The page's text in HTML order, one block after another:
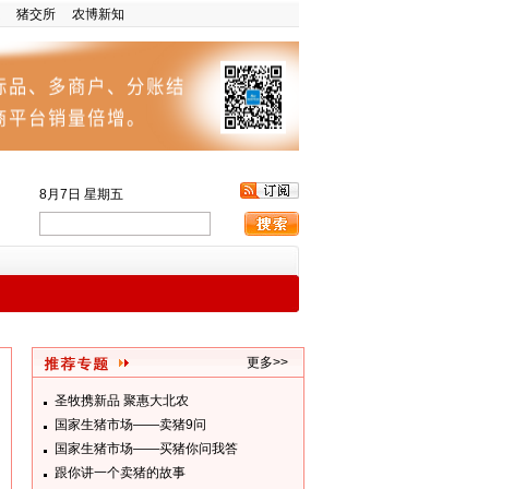
猪交所 农博新知
8月7日 星期五
更多>>
圣牧携新品 聚惠大北农
国家生猪市场——卖猪9问
国家生猪市场——买猪你问我答
跟你讲一个卖猪的故事